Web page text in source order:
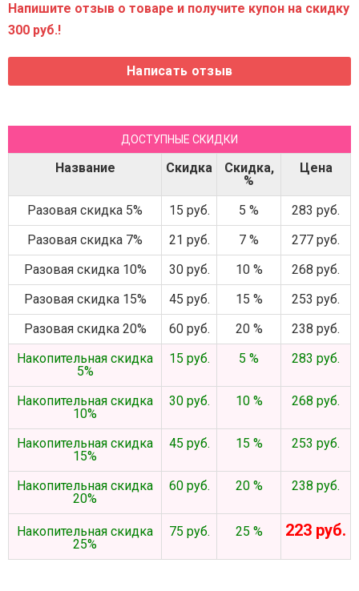
Напишите отзыв о товаре и получите купон на скидку
300 руб.!
ДОСТУПНЫЕ СКИДКИ
Название Скидка
Скидка,
%
Цена
Разовая скидка 5% 15 руб. 5 %
283 руб.
Разовая скидка 7%
21 руб. 7 %
277 руб.
Разовая скидка 10%
30 руб. 10 %
268 руб.
Разовая скидка 15%
45 руб. 15 %
253 руб.
Разовая скидка 20%
60 руб. 20 %
238 руб.
Накопительная скидка
5%
15 руб. 5 % 283 руб.
Накопительная скидка
10%
30 руб. 10 % 268 руб.
Накопительная скидка
15%
45 руб. 15 % 253 руб.
Накопительная скидка
20%
60 руб. 20 % 238 руб.
Накопительная скидка
25%
75 руб. 25 % 223 руб.